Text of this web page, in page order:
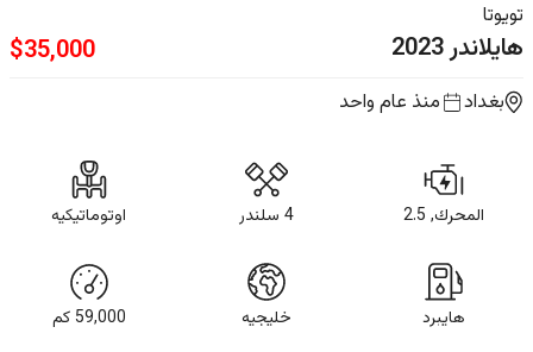
تويوتا
هايلاندر2023
$35,000
بغداد منذ عام واحد
المحرك, 2.5 4 سلندر اوتوماتيكيه
هايبرد خليجيه 59,000 كم